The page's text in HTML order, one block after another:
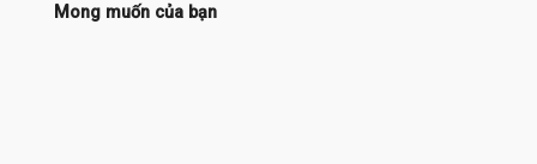
Mong muốn của bạn